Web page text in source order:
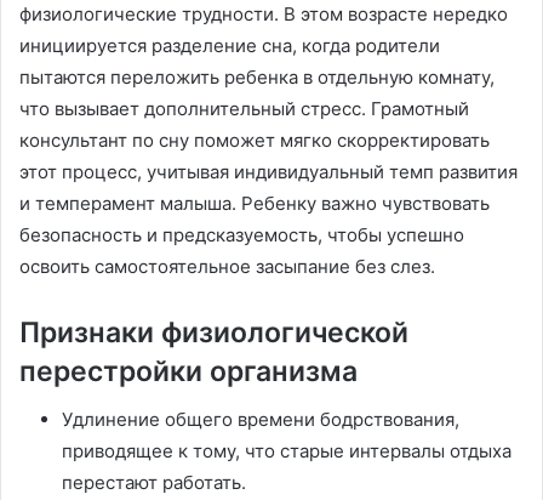
физиологические трудности. В этом возрасте нередко
инициируется разделение сна, когда родители
пытаются переложить ребенка в отдельную комнату,
что вызывает дополнительный стресс. Грамотный
консультант по сну поможет мягко скорректировать
этот процесс, учитывая индивидуальный темп развития
и темперамент малыша. Ребенку важно чувствовать
безопасность и предсказуемость, чтобы успешно
освоить самостоятельное засыпание без слез.
Признаки физиологической
перестройки организма
Удлинение общего времени бодрствования,
приводящее к тому, что старые интервалы отдыха
перестают работать.